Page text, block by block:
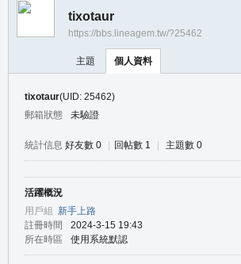
tixotaur
https://bbs.lineagem.tw/?25462
主題 個人資料
tixotaur(UID: 25462)
郵箱狀態
未驗證
統計信息 好友數 0 回帖數 1 主題數 0
活躍概況
用戶組 新手上路
註冊時間
2024-3-15 19:43
所在時區
使用系統默認